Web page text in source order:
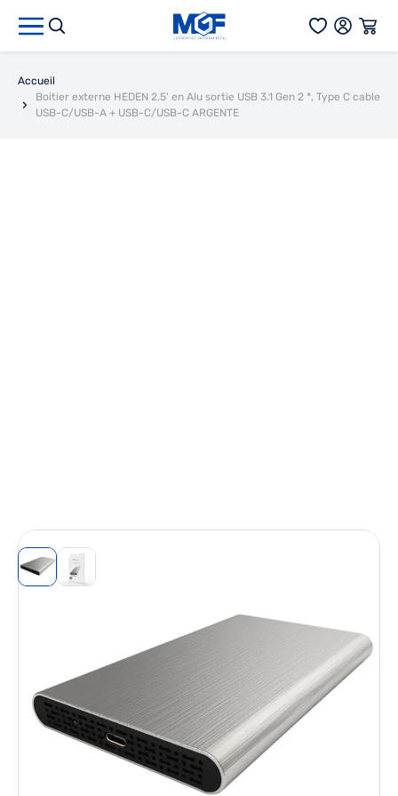
Accueil
Boitier externe HEDEN 2.5' en Alu sortie USB 3.1 Gen 2 *, Type C cable
USB-C/USB-A + USB-C/USB-C ARGENTE
View larger image
View larger image
Boitier externe HEDEN 2.5' en Alu sortie
USB 3.1 Gen 2 *, Type C cable USB-C/USB-
A + USB-C/USB-C ARGENTE
Réf. Fabricant (P/N) :0-BEHED25USBCS
3772243991908
SKU (code article) :0-BEHED25USBCS
Elégant et discret, ce boitier externe HEDEN permet